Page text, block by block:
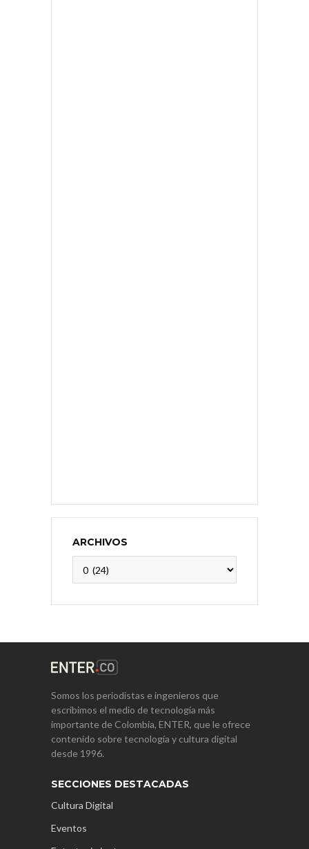
ARCHIVOS
Somos los periodistas e ingenieros que
escribimos el medio de tecnología más
importante de Colombia, ENTER, que le ofrece
contenido sobre tecnología y cultura digital
desde 1996.
SECCIONES DESTACADAS
Cultura Digital
Eventos